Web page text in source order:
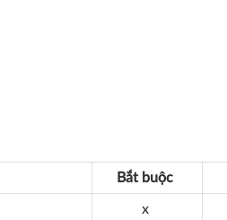
Bắt buộc
x